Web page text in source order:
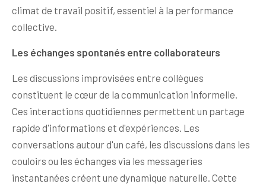
climat de travail positif, essentiel à la performance
collective.
Les échanges spontanés entre collaborateurs
Les discussions improvisées entre collègues
constituent le cœur de la communication informelle.
Ces interactions quotidiennes permettent un partage
rapide d'informations et d'expériences. Les
conversations autour d'un café, les discussions dans les
couloirs ou les échanges via les messageries
instantanées créent une dynamique naturelle. Cette